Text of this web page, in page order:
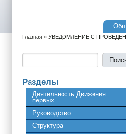
Вы здесь
Главная » УВЕДОМЛЕНИЕ О
Разделы
Деятельность Движения
первых
Руководство
Структура